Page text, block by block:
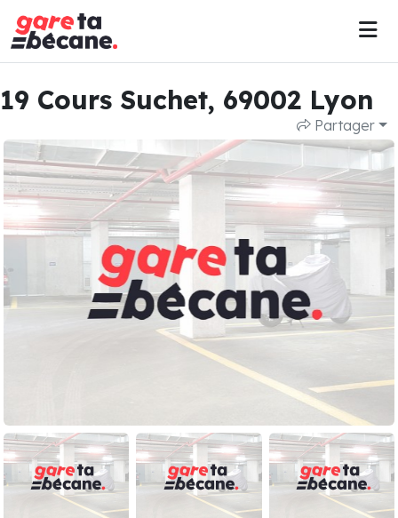
19 Cours Suchet, 69002 Lyon
Partager